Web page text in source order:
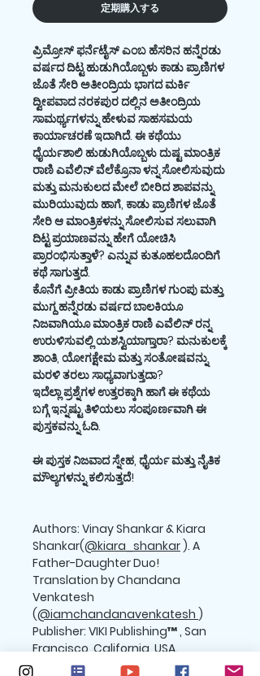
定期購入する
ಪ್ರಿಮ್ರೋಸ್ ಫರ್ನೆಟೈಸ್ ಎಂಬ ಹೆಸರಿನ ಹನ್ನೆರಡು
ವರ್ಷದ ದಿಟ್ಟ ಹುಡುಗಿಯೊಬ್ಬಳು ಕಾಡು ಪ್ರಾಣಿಗಳ‌
ಜೊತೆ ಸೇರಿ ಅತೀಂದ್ರಿಯ ಭಾಗದ ಮರ್ಕಿ
ದ್ವೀಪವಾದ ನರಕಪುರ ದಲ್ಲಿನ ಅತೀಂದ್ರಿಯ
ಸಾಮರ್ಥ್ಯಗಳನ್ನು ಹೇಳುವ ಸಾಹಸಮಯ
ಕಾರ್ಯಾಚರಣೆ ಇದಾಗಿದೆ‌. ಈ ಕಥೆಯು
ಧೈರ್ಯಶಾಲಿ ಹುಡುಗಿಯೊಬ್ಬಳು ದುಷ್ಟ ಮಾಂತ್ರಿಕ
ರಾಣಿ ಎವೆಲಿನ್ ವೆಲೆಕ್ರೊನಾ ಳನ್ನ ಸೋಲಿಸುವುದು
ಮತ್ತು ಮನುಕುಲದ ಮೇಲೆ ಬೀರಿದ ಶಾಪವನ್ನು
ಮುರಿಯುವುದು ಹಾಗೆ, ಕಾಡು ಪ್ರಾಣಿಗಳ ಜೊತೆ
ಸೇರಿ ಆ ಮಾಂತ್ರಿಕಳನ್ನು ಸೋಲಿಸುವ ಸಲುವಾಗಿ
ದಿಟ್ಟ ಪ್ರಯಾಣವನ್ನು ಹೇಗೆ ಯೋಚಿಸಿ
ಪ್ರಾರಂಭಿಸುತ್ತಾಳೆ? ಎನ್ನುವ ಕುತೂಹಲದೊಂದಿಗೆ
ಕಥೆ ಸಾಗುತ್ತದೆ.
ಕೊನೆಗೆ ಪ್ರೀತಿಯ ಕಾಡು ಪ್ರಾಣಿಗಳ ಗುಂಪು ಮತ್ತು
ಮುಗ್ದ ಹನ್ನೆರಡು ವರ್ಷದ ಬಾಲಕಿಯೂ
ನಿಜವಾಗಿಯೂ ಮಾಂತ್ರಿಕ ರಾಣಿ ಎವೆಲಿನ್ ರನ್ನ
ಉರುಳಿಸುವಲ್ಲಿ ಯಶಸ್ವಿಯಾಗ್ತಾರಾ? ಮನುಕುಲಕ್ಕೆ
ಶಾಂತಿ, ಯೋಗಕ್ಷೇಮ ಮತ್ತು ಸಂತೋಷವನ್ನು
ಮರಳಿ ತರಲು ಸಾಧ್ಯವಾಗುತ್ತದಾ?
ಇದೆಲ್ಲಾ ಪ್ರಶ್ನೆಗಳ ಉತ್ತರಕ್ಕಾಗಿ ಹಾಗೆ ಈ ಕಥೆಯ
ಬಗ್ಗೆ ಇನ್ನಷ್ಟು ತಿಳಿಯಲು ಸಂಪೂರ್ಣವಾಗಿ ಈ
ಪುಸ್ತಕವನ್ನು ಓದಿ.
ಈ ಪುಸ್ತಕ ನಿಜವಾದ ಸ್ನೇಹ, ಧೈರ್ಯ ಮತ್ತು ನೈತಿಕ
ಮೌಲ್ಯಗಳನ್ನು ಕಲಿಸುತ್ತದೆ!
Authors: Vinay Shankar & Kiara
Shankar(@kiara_shankar ). A
Father-Daughter Duo!
Translation by Chandana
Venkatesh
(@iamchandanavenkatesh )
Publisher: VIKI Publishing™ , San
Francisco, California, USA.